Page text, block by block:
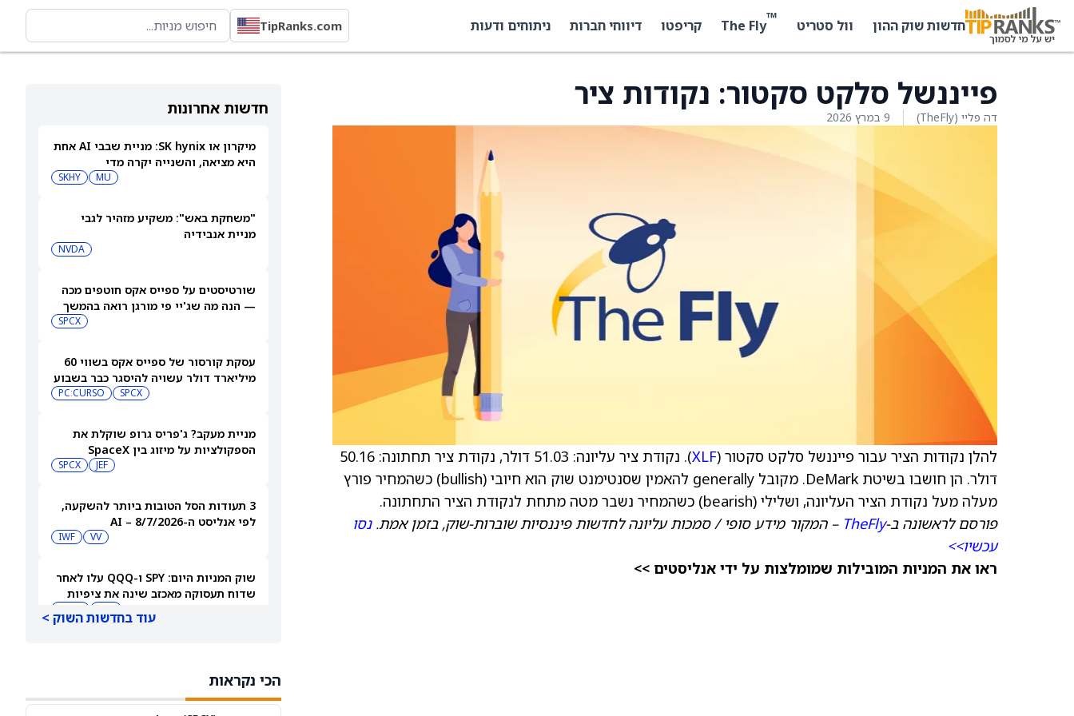
חדשות שוק ההון וול סטריט ™
The Fly קריפטו דיווחי חברות ניתוחים ודעות TipRanks.com
חדשות אחרונות
מיקרון או SK hynix: מניית שבבי AI אחת
היא מציאה, והשנייה יקרה מדי
MU
SKHY
"משחקת באש": משקיע מזהיר לגבי
מניית אנבידיה
NVDA
שורטיסטים על ספייס אקס חוטפים מכה
— הנה מה שג'יי פי מורגן רואה בהמשך
SPCX
עסקת קורסור של ספייס אקס בשווי 60
מיליארד דולר עשויה להיסגר כבר בשבוע
SPCX
PC:CURSO
מניית מעקב? ג'פריס גרופ שוקלת את
הספקולציות על מיזוג בין SpaceX
JEF
SPCX
3 תעודות הסל הטובות ביותר להשקעה,
לפי אנליסט ה-AI – 8/7/2026
VV
IWF
שוק המניות היום: SPY ו-QQQ עלו לאחר
שדוח תעסוקה מאכזב שינה את ציפיות
עוד בחדשות השוק >
הכי נקראות
פייננשל סלקט סקטור: נקודות ציר
דה פליי (TheFly) 9 במרץ 2026
להלן נקודות הציר עבור פייננשל סלקט סקטור (XLF
). נקודת ציר עליונה: 51.03 דולר, נקודת ציר תחתונה: 50.16
דולר. הן חושבו בשיטת DeMark. מקובל generally להאמין שסנטימנט שוק הוא חיובי (bullish) כשהמחיר פורץ
מעלה מעל נקודת הציר העליונה, ושלילי (bearish) כשהמחיר נשבר מטה מתחת לנקודת הציר התחתונה.
פורסם לראשונה ב-TheFly – המקור מידע סופי / סמכות עליונה לחדשות פיננסיות שוברות-שוק, בזמן אמת.נסו
עכשיו>>
ראו את המניות המובילות שמומלצות על ידי אנליסטים >>